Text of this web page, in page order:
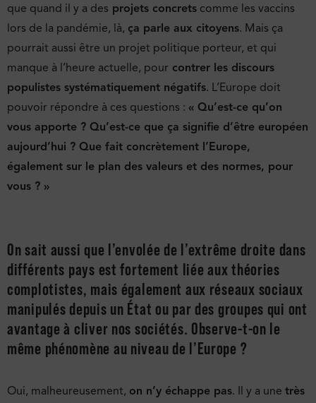
que quand il y a des projets concrets comme les vaccins
lors de la pandémie, là, ça parle aux citoyens. Mais ça
pourrait aussi être un projet politique porteur, et qui
manque à l’heure actuelle, pour contrer les discours
populistes systématiquement négatifs. L’Europe doit
pouvoir répondre à ces questions : « Qu’est-ce qu’on
vous apporte ? Qu’est-ce que ça signifie d’être européen
aujourd’hui ? Que fait concrètement l’Europe,
également sur le plan des valeurs et des normes, pour
vous ? »
On sait aussi que l’envolée de l’extrême droite dans
différents pays est fortement liée aux théories
complotistes, mais également aux réseaux sociaux
manipulés depuis un État ou par des groupes qui ont
avantage à cliver nos sociétés. Observe-t-on le
même phénomène au niveau de l’Europe ?
Oui, malheureusement, on n’y échappe pas. Il y a une très